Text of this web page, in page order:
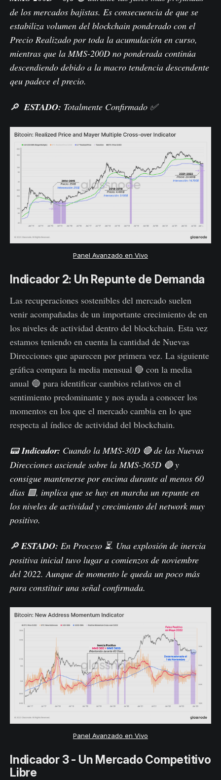
de los mercados bajistas. Es consecuencia de que se
estabiliza volumen del blockchain ponderado con el
Precio Realizado por toda la acumulación en curso,
mientras que la MMS-200D no ponderada continúa
descendiendo debido a la macro tendencia descendente
qeu padece el precio.
🔎 ESTADO: Totalmente Confirmado ✅
Panel Avanzado en Vivo
Indicador 2: Un Repunte de Demanda
Las recuperaciones sostenibles del mercado suelen
venir acompañadas de un importante crecimiento de en
los niveles de actividad dentro del blockchain. Esta vez
estamos teniendo en cuenta la cantidad de Nuevas
Direcciones que aparecen por primera vez. La siguiente
gráfica compara la media mensual 🔴 con la media
anual 🔵 para identificar cambios relativos en el
sentimiento predominante y nos ayuda a conocer los
momentos en los que el mercado cambia en lo que
respecta al índice de actividad del blockchain.
📟Indicador: Cuando la MMS-30D 🔴 de las Nuevas
Direcciones asciende sobre la MMS-365D 🔵 y
consigue mantenerse por encima durante al menos 60
días 🟪, implica que se hay en marcha un repunte en
los niveles de actividad y crecimiento del network muy
positivo.
🔎ESTADO: En Proceso ⏳. Una explosión de inercia
positiva inicial tuvo lugar a comienzos de noviembre
del 2022. Aunque de momento le queda un poco más
para constituir una señal confirmada.
Panel Avanzado en Vivo
Indicador 3 - Un Mercado Competitivo
Libre